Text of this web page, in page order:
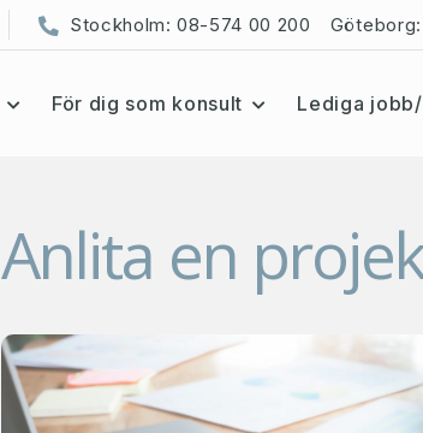
Stockholm: 08-574 00 200 Göteborg:
För dig som konsult Lediga
Anlita en